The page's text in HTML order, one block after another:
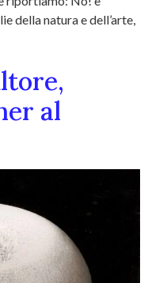
della natura e dell’arte,
al